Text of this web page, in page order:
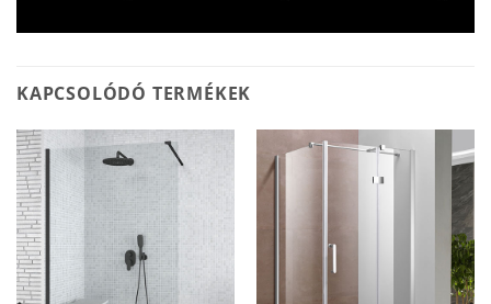
KAPCSOLÓDÓ TERMÉKEK